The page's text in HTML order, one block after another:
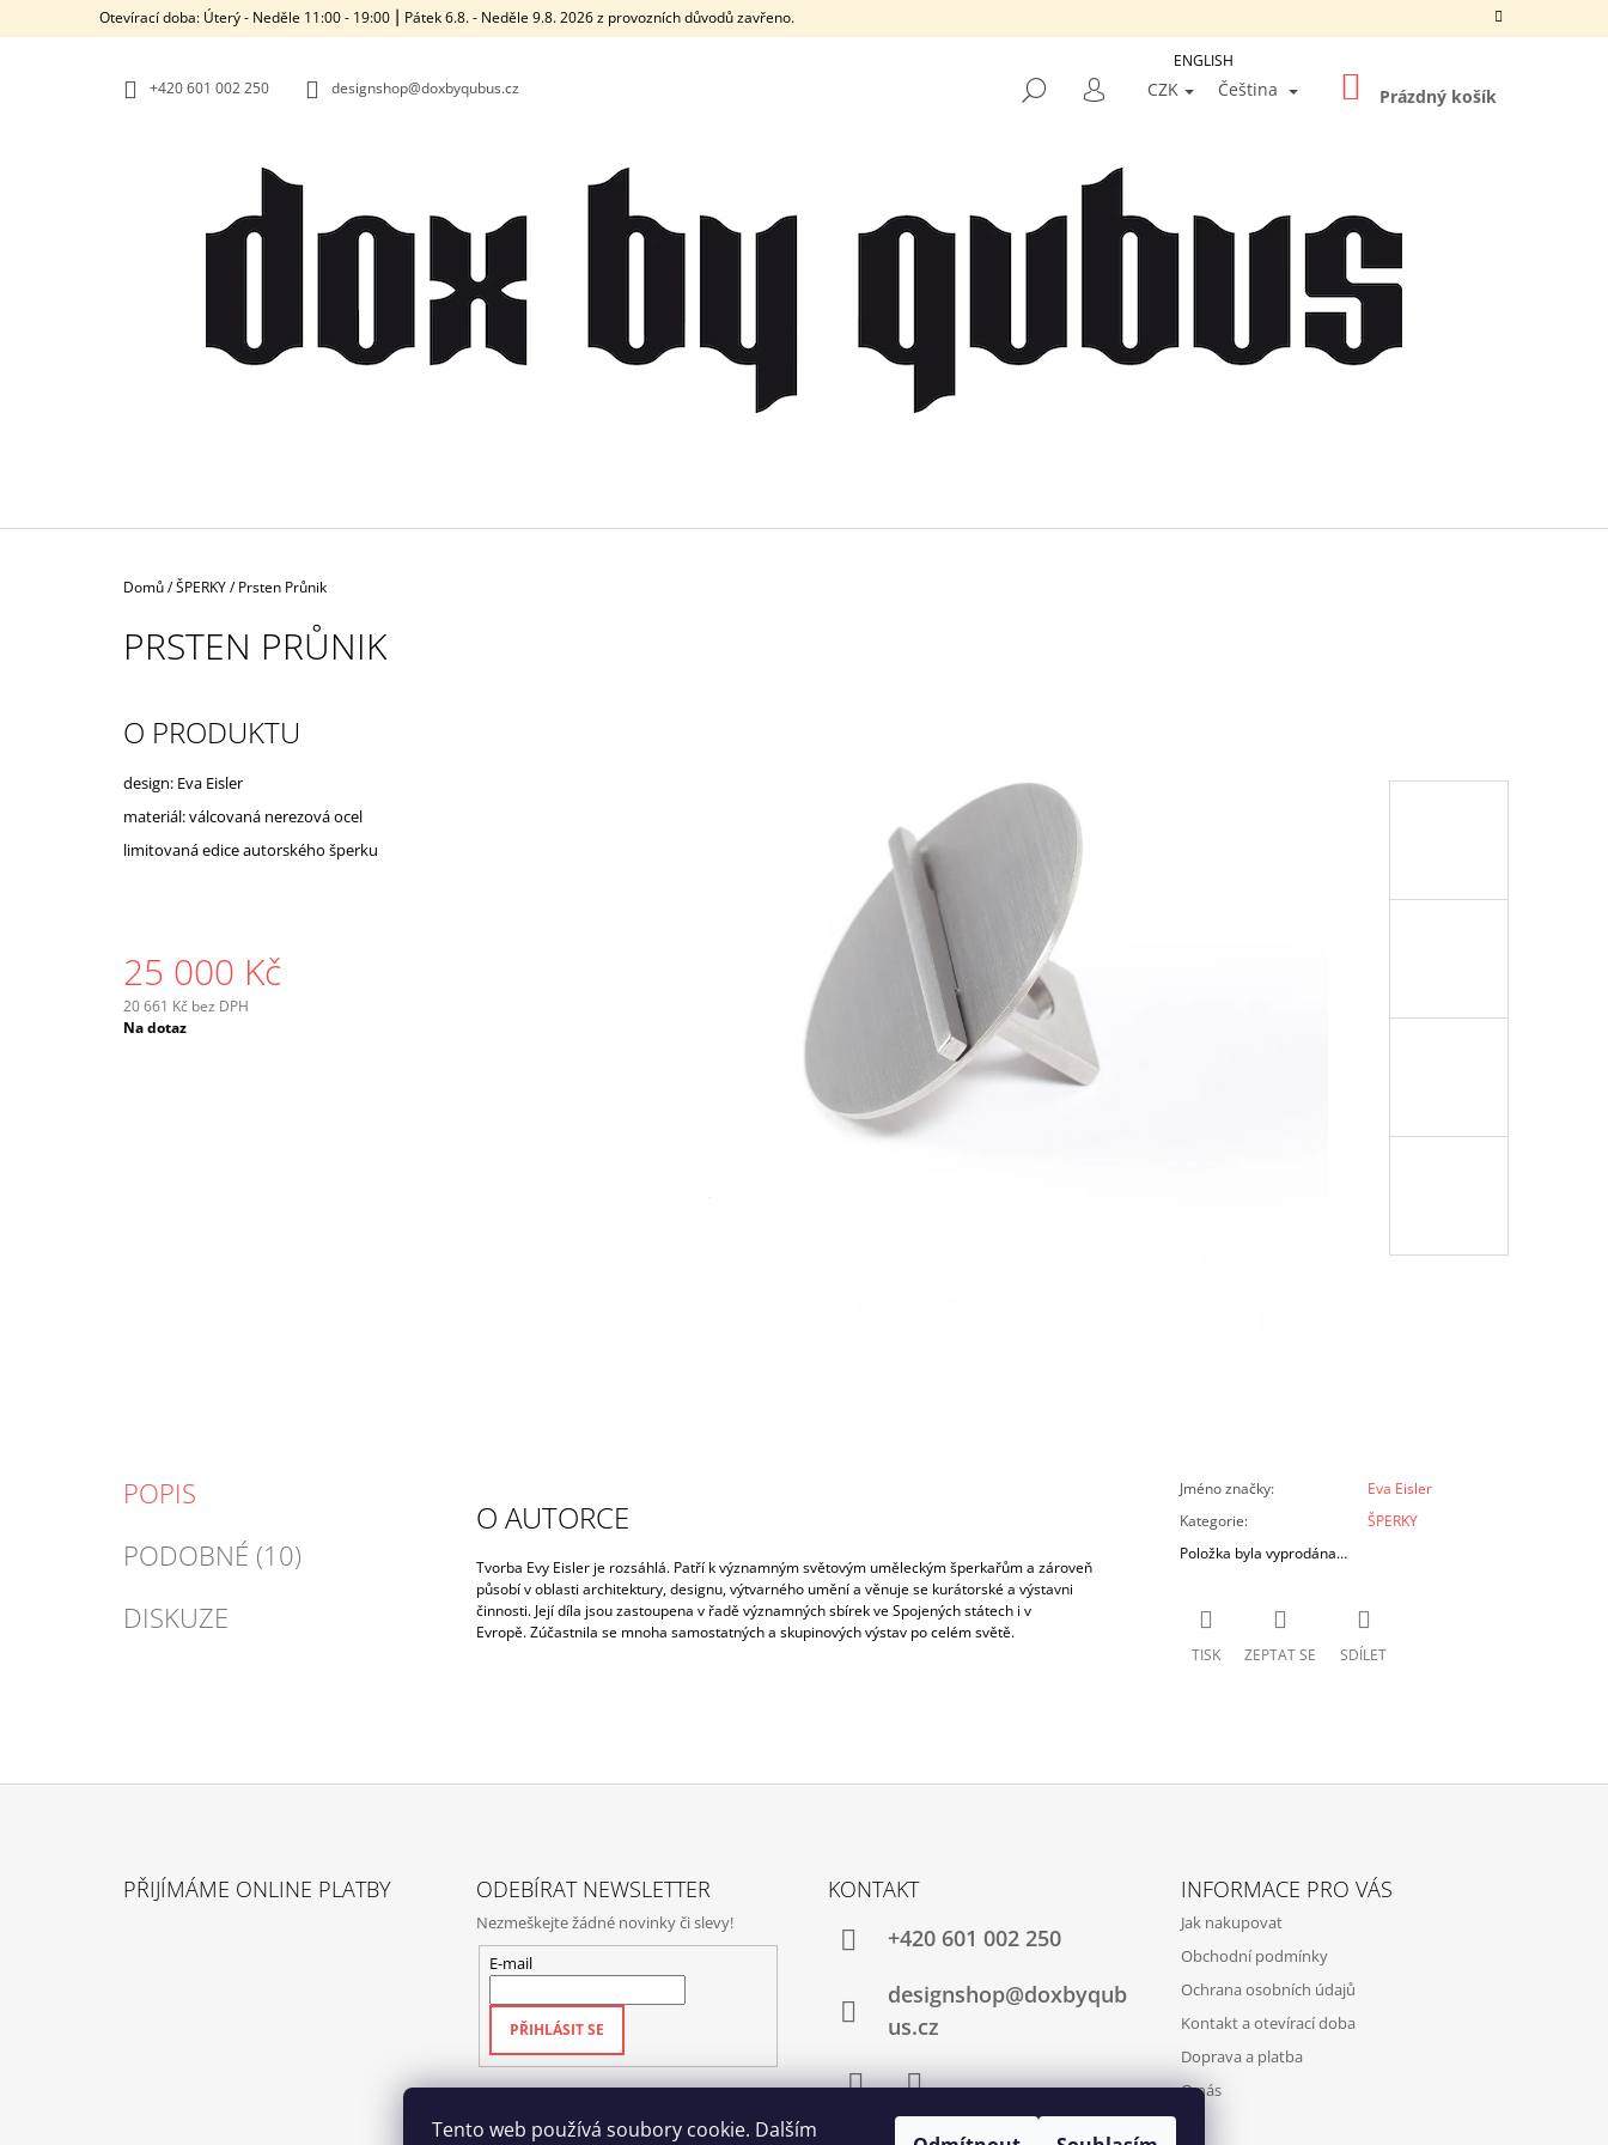
Tento web používá soubory cookie. Dalším
Otevírací doba: Úterý - Neděle 11:00 - 19:00 ⎮ Pátek 6.8. - Neděle 9.8. 2026 z provozních důvodů zavřeno.
+420‭ 601 002 250 designshop@doxbyqubus.cz HLEDAT
PŘIHLÁŠENÍ
CZK Čeština NÁKUPNÍ
KOŠÍK
Prázdný košík
Domů/ŠPERKY/ Prsten Průnik
PRSTEN PRŮNIK
O PRODUKTU
design: Eva Eisler
materiál: válcovaná nerezová ocel
limitovaná edice autorského šperku
25 000 Kč
20 661 Kč bez DPH
Měrná
Na dotaz
POPIS
PODOBNÉ (10)
DISKUZE
O AUTORCE
Tvorba Evy Eisler je rozsáhlá. Patří k významným světovým uměleckým šperkařům a zároveň
působí v oblasti architektury, designu, výtvarného umění a věnuje se kurátorské a výstavni
činnosti. Její díla jsou zastoupena v řadě významných sbírek ve Spojených státech i v
Evropě.Zúčastnila se mnoha samostatných a skupinových výstav po celém světě.
Jméno značky:
Eva Eisler
Kategorie:
ŠPERKY
Položka byla vyprodána…
TISK ZEPTAT SE SDÍLET
O
DOPORUČUJEME
PŘIJÍMÁME ONLINE PLATBY ODEBÍRAT NEWSLETTER
Nezmeškejte žádné novinky či slevy!
E-mail
PŘIHLÁSIT SE
KONTAKT
+420‭ 601 002 250
designshop@doxbyqub
us.cz
FacebookInstagram
INFORMACE PRO VÁS
Jak nakupovat
Obchodní podmínky
Ochrana osobních údajů
Kontakt a otevírací doba
Doprava a platba
O nás
ENGLISH